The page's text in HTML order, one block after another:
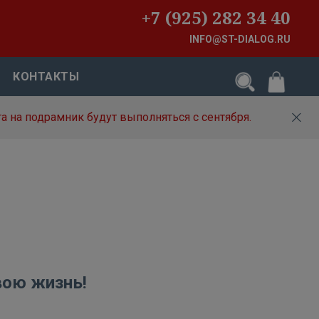
+7 (925) 282 34 40
INFO@ST-DIALOG.RU
КОНТАКТЫ
подрамник будут выполняться с сентября.
жизнь!